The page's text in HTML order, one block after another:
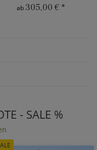
ab 305,00 € *
- SALE %